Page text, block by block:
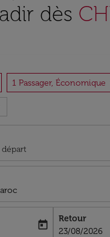
dès
1 Passager, Économique
date-aria-label
today
Retour
fc-booking-
23/08/2026